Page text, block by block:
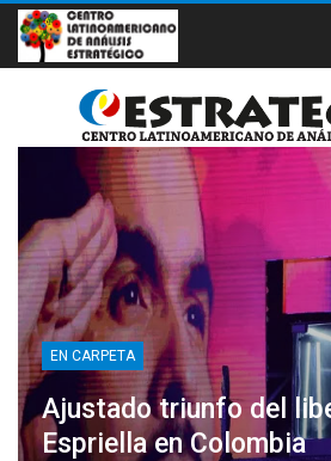
EN CARPETA
Ajustado triunfo del
Espriella en Colombia